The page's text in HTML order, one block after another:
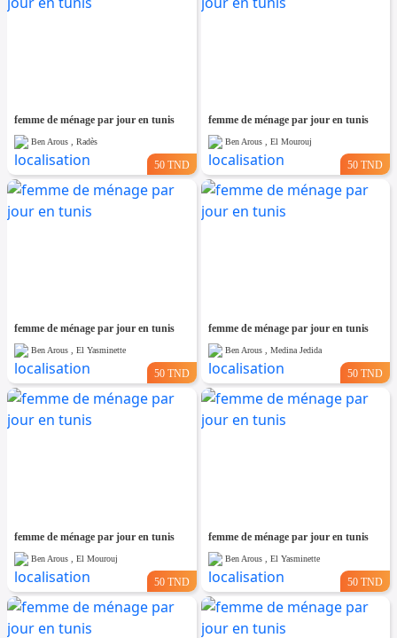
femme de ménage par jour en tunis
Ben Arous , Radès
50 TND
femme de ménage par jour en tunis
Ben Arous , El Mourouj
50 TND
femme de ménage par jour en tunis
Ben Arous , El Yasminette
50 TND
femme de ménage par jour en tunis
Ben Arous , Medina Jedida
50 TND
femme de ménage par jour en tunis
Ben Arous , El Mourouj
50 TND
femme de ménage par jour en tunis
Ben Arous , El Yasminette
50 TND